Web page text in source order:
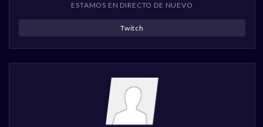
ESTAMOS EN DIRECTO DE NUEVO
Twitch